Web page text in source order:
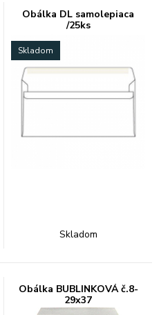
Obálka DL samolepiaca
/25ks
Skladom
Skladom
Obálka BUBLINKOVÁ č.8-
29x37